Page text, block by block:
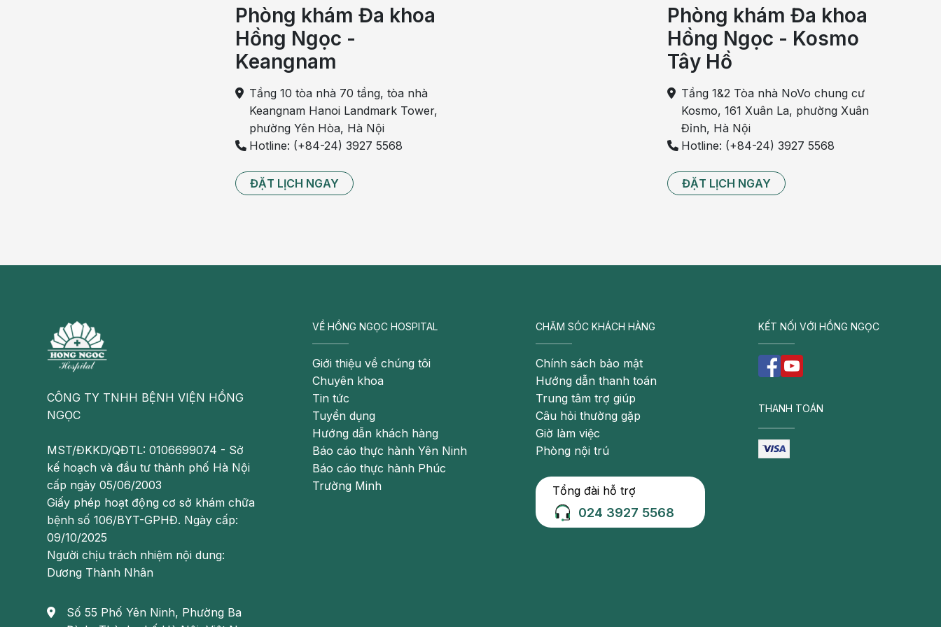
Một số vaccine được tiêm chủng cho trẻ sơ sinh trong vài giờ hoặc vài ngày sau khi chào đời để bảo vệ
trẻ khỏi các bệnh nguy hiểm gồm vắc - xin phòng viêm gan B và vắc - xin phòng lao. Việc đăng ký tiêm
phòng cho bé tại các cơ sở y tế từ sớm giúp con yêu không bỏ lỡ những mũi tiêm quan trọng trong
Các cơ sở y tế sẽ dựa vào khuyến cáo của WHO và Bộ Y tế để cung cấp lịch tiêm chủng cho trẻ, bắt
đầu từ sơ sinh và kéo dài đến khi bé lớn. Lịch tiêm phòng cho trẻ sơ sinh bao gồm các vaccine cần
thiết để bảo vệ trẻ khỏi nhiều loại bệnh truyền nhiễm nguy hiểm.
Cha mẹ cần đảm lịch tiêm chủng của trẻ sơ sinh được ghi chép đầy đủ trong sổ y tế của trẻ để theo dõi
lịch sử tiêm chủng và đảm bảo bé được nhận đủ liều vaccine cần thiết.
Quá trình tiêm phòng thường kéo dài từ 4 - 6 tháng, thêm vào đó, một vài loại vắc - xin chống chỉ định
cho phụ nữ có thai. Vì vậy, để đảm bảo sức khỏe thai kỳ cũng như hạn chế nguy cơ dị tật thai nhi do thai
phụ mắc bệnh, các bác sĩ khuyến cáo bà bầu cần hoàn thành các mũi tiêm phòng trước khi có thai 3
tháng.
Một số loại vắc - xin có thể được tiêm phòng trong thai kỳ nhưng phải tuân theo chỉ định của bác sĩ. Tuy
nhiên,
cần đảm bảo theo dõi sức khỏe một cách kỹ lưỡng, tránh ảnh hưởng đến
Đăng ký tiêm phòng cho các đối tượng khác
Bên cạnh trẻ sơ sinh và phụ nữ có kế hoạch mang thai, bất kỳ ai cũng có thể đăng ký tiêm phòng để
đảm bảo được giữ chỗ vắc - xin. Đặc biệt, các bác sĩ khuyến cáo tất cả mọi người nên đăng ký trước khi
tiêm ít nhất 3 ngày để các cơ sở tiêm chủng sắp xếp lịch tiêm phù hợp.
Liên hệ hotline0949 416 006 hoặc điền vào form dưới đây để đăng ký
Phòng khám Đa khoa
Hồng Ngọc -
Keangnam
Tầng 10 tòa nhà 70 tầng, tòa nhà
Keangnam Hanoi Landmark Tower,
phường Yên Hòa, Hà Nội
Hotline: (+84-24) 3927 5568
ĐẶT LỊCH NGAY
Phòng khám Đa khoa
Hồng Ngọc - Kosmo
Tây Hồ
Tầng 1&2 Tòa nhà NoVo chung cư
Kosmo, 161 Xuân La, phường Xuân
Đỉnh, Hà Nội
Hotline: (+84-24) 3927 5568
ĐẶT LỊCH NGAY
CÔNG TY TNHH BỆNH VIỆN HỒNG
NGỌC
MST/ĐKKD/QĐTL: 0106699074 - Sở
kế hoạch và đầu tư thành phố Hà Nội
cấp ngày 05/06/2003
Giấy phép hoạt động cơ sở khám chữa
bệnh số 106/BYT-GPHĐ. Ngày cấp:
09/10/2025
Người chịu trách nhiệm nội dung:
Dương Thành Nhân
Số 55 Phố Yên Ninh, Phường Ba
VỀ HỒNG NGỌC HOSPITAL
Giới thiệu về chúng tôi
Chuyên khoa
Tin tức
Tuyển dụng
Hướng dẫn khách hàng
Báo cáo thực hành Yên Ninh
Báo cáo thực hành Phúc
Trường Minh
CHĂM SÓC KHÁCH HÀNG
Chính sách bảo mật
Hướng dẫn thanh toán
Trung tâm trợ giúp
Câu hỏi thường gặp
Giờ làm việc
Phòng nội trú
Tổng đài hỗ trợ
024 3927 5568
KẾT NỐI VỚI HỒNG NGỌC
THANH TOÁN